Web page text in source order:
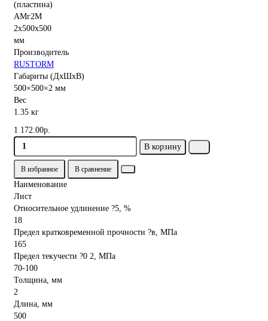
Производитель
RUSTORM
Габариты (ДхШхВ)
500×500×2 мм
Вес
1.35 кг
1 172.00р.
В корзину
В избранное В сравнение
Наименование
Лист
Относительное удлинение ?5, %
18
Предел кратковременной прочности ?в, МПа
165
Предел текучести ?0 2, МПа
70-100
Толщина, мм
2
Длина, мм
500